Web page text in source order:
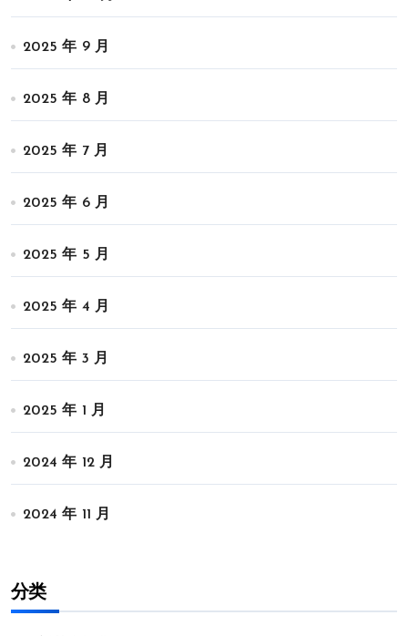
2025 年 9 月
2025 年 8 月
2025 年 7 月
2025 年 6 月
2025 年 5 月
2025 年 4 月
2025 年 3 月
2025 年 1 月
2024 年 12 月
2024 年 11 月
分类